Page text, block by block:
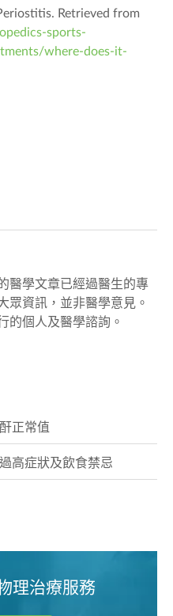
Retrieved from
sports-
where-does-it-
醫學文章已經過醫生的專
眾資訊，並非醫學意見。
的個人及醫學諮詢。
正常值
高症狀及飲食禁忌
理治療服務